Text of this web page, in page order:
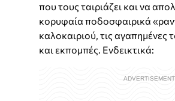
που τους ταιριάζει και να
κορυφαία ποδοσφαιρικά
καλοκαιριού, τις αγαπημένες
και εκπομπές. Ενδεικτικά: